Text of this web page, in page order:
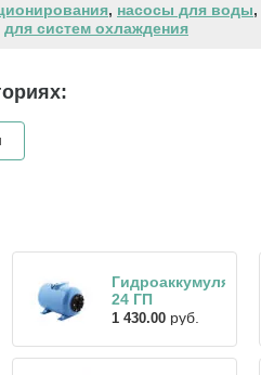
, насосы для воды,
для систем охлаждения
Гидроаккумулятор
24 ГП
1 430.00 руб.